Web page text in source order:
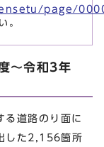
page/
。
～令和3年
道路のり面に
した2,156箇所